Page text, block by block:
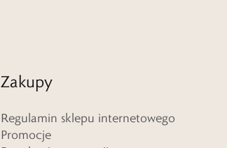
Zakupy
Regulamin sklepu internetowego
Promocje